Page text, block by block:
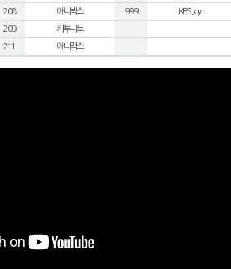
208
애니박스
209
카투니토
211
애니맥스
999
KBS Joy